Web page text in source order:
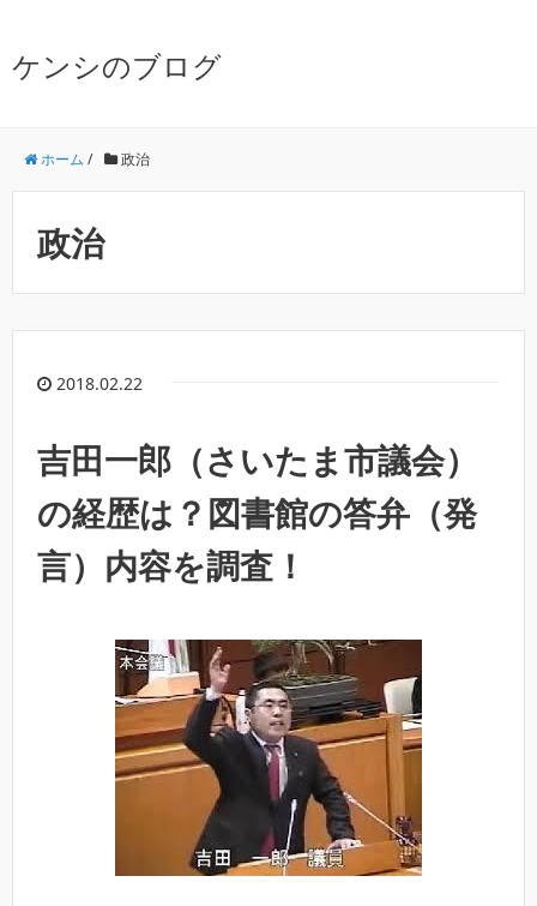
ケンシのブログ
ホーム / 政治
政治
2018.02.22
吉田一郎（さいたま市議会）
の経歴は？図書館の答弁（発
言）内容を調査！